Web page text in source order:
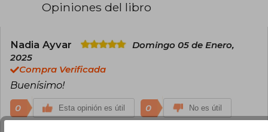
como a nivel internacional por entidades como
el International Center for Journalists y The
Carter Center. Tiene estudios formales en
cursando una maestría en sociología.
Opiniones del libro
Nadia Ayvar
Domingo 05 de Enero,
2025
Compra Verificada
Buenísimo!
0 Esta opinión es útil 0 No es útil